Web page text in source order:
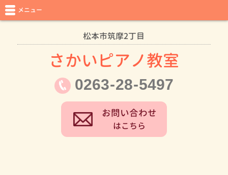
松本市筑摩2丁目
さかいピアノ教室
0263-28-5497
お問い合わせ
はこちら
メニュー